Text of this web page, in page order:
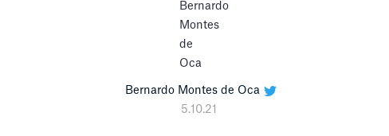
Bernardo Montes de Oca
5.10.21